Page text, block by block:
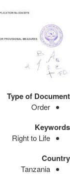
Type of Document
Order
Keywords
Right to Life
Country
Tanzania